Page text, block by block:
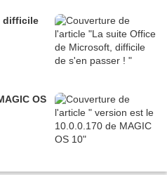
difficile
OS